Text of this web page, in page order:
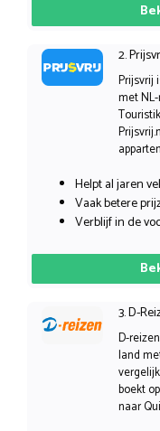
2.
Prijsvrij
met
Helpt al jaren
Vaak betere
Verblijf in de
3. D-
D-
land
boekt
naar